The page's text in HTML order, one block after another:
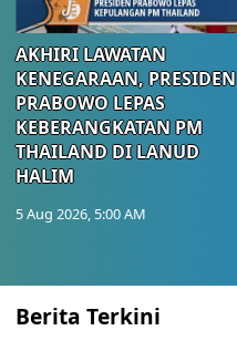
AKHIRI LAWATAN
KENEGARAAN, PRESIDEN
PRABOWO LEPAS
KEBERANGKATAN PM
THAILAND DI LANUD
HALIM
5 Aug 2026, 5:00 AM
Berita Terkini